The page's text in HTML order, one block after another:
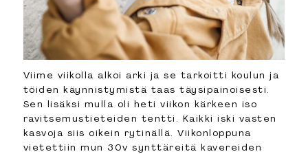
Viime viikolla alkoi arki ja se tarkoitti koulun ja
töiden käynnistymistä taas täysipainoisesti.
Sen lisäksi mulla oli heti viikon kärkeen iso
ravitsemustieteiden tentti. Kaikki iski vasten
kasvoja siis oikein rytinällä. Viikonloppuna
vietettiin mun 30v synttäreitä kavereiden